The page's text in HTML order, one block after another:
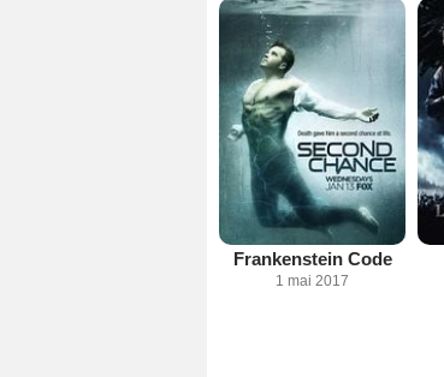
Frankenstein Code
1 mai 2017